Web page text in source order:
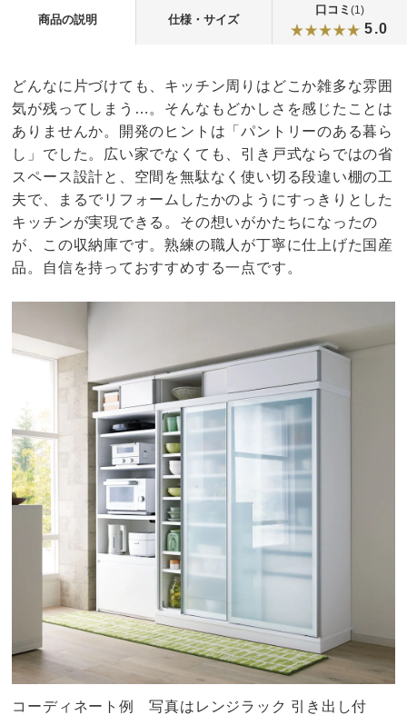
商品の説明 仕様・サイズ
口コミ (1)
5.0
どんなに片づけても、キッチン周りはどこか雑多な雰囲
気が残ってしまう…。そんなもどかしさを感じたことは
ありませんか。開発のヒントは「パントリーのある暮ら
し」でした。広い家でなくても、引き戸式ならではの省
スペース設計と、空間を無駄なく使い切る段違い棚の工
夫で、まるでリフォームしたかのようにすっきりとした
キッチンが実現できる。その想いがかたちになったの
が、この収納庫です。熟練の職人が丁寧に仕上げた国産
品。自信を持っておすすめする一点です。
コーディネート例 写真はレンジラック 引き出し付